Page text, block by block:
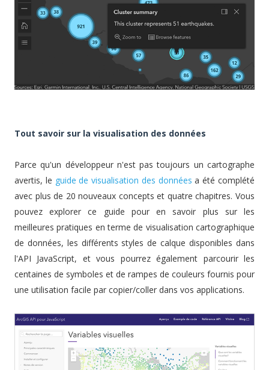
Tout savoir sur la visualisation des données
Parce qu'un développeur n'est pas toujours un cartographe
avertis, le guide de visualisation des données a été complété
avec plus de 20 nouveaux concepts et quatre chapitres. Vous
pouvez explorer ce guide pour en savoir plus sur les
meilleures pratiques en terme de visualisation cartographique
de données, les différents styles de calque disponibles dans
l'API JavaScript, et vous pourrez également parcourir les
centaines de symboles et de rampes de couleurs fournis pour
une utilisation facile par copier/coller dans vos applications.